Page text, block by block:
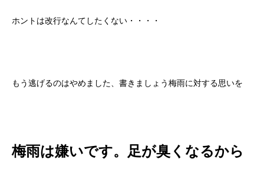
ホントは改行なんてしたくない・・・・
もう逃げるのはやめました、書きましょう梅雨に対する思いを
梅雨は嫌いです。足が臭くなるから